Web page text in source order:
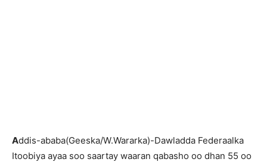
Addis-ababa(Geeska/W.Wararka)-Dawladda Federaalka
Itoobiya ayaa soo saartay waaran qabasho oo dhan 55 oo